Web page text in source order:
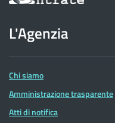
dell'Agenzia
delle
Entrate
L'Agenzia
Chi siamo
Amministrazione trasparente
Atti di notifica